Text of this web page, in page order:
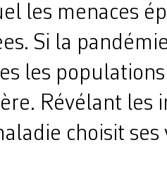
les menaces
Si la
les
Révélant les
choisit ses